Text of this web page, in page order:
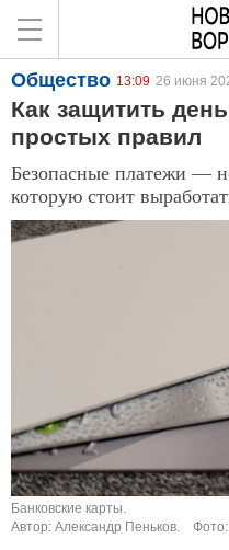
Общество 13:09 26 июня
Как защитить
простых правил
Безопасные платежи —
которую стоит
Банковские карты.
Автор: Александр Пеньков.